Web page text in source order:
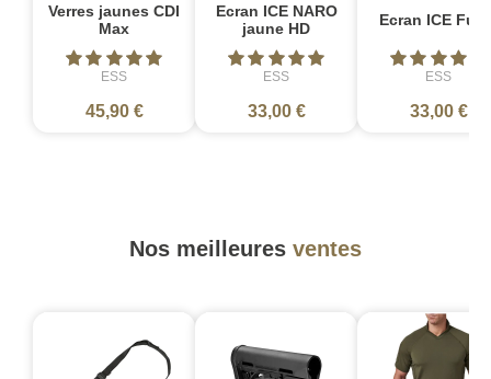
Verres jaunes CDI
Max
ESS
45,90 €
Ecran ICE NARO
jaune HD
ESS
33,00 €
Ecran ICE
ESS
33,00 €
Nos meilleures ventes